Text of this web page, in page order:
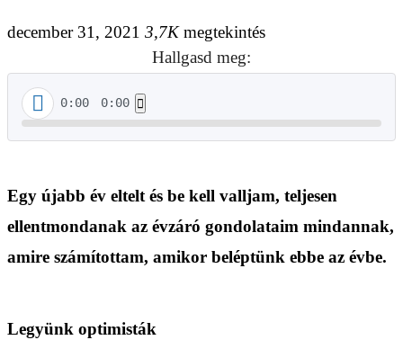
december 31, 2021 3,7Kmegtekintés
Hallgasd meg:
0:00 0:00
Egy újabb év eltelt és be kell valljam, teljesen
ellentmondanak az évzáró gondolataim mindannak,
amire számítottam, amikor beléptünk ebbe az évbe.
Legyünk optimisták